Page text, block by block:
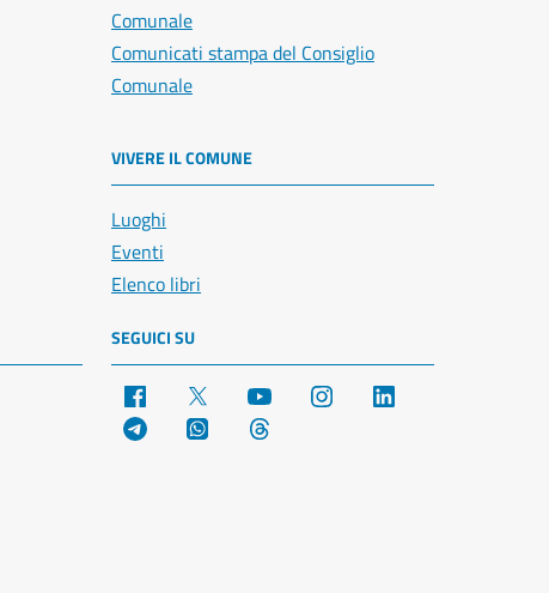
Comunale
Comunicati stampa del Consiglio
Comunale
VIVERE IL COMUNE
Luoghi
Eventi
Elenco libri
SEGUICI SU
Facebook YouTube Instagram
Telegram WhatsApp